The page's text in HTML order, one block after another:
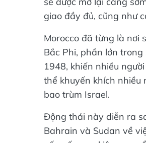
sẽ được mở lại càng
giao đầy đủ, cũng như
Morocco đã từng là nơi
Bắc Phi, phần lớn
1948, khiến nhiều
thể khuyến khích nhiều
bao trùm Israel.
Động thái này diễn ra
Bahrain và Sudan về